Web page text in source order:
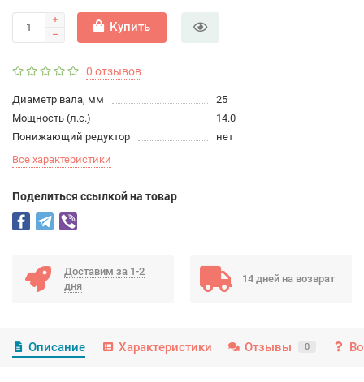
Купить
0 отзывов
Диаметр вала, мм
25
Мощность (л.с.)
14.0
Понижающий редуктор
нет
Все характеристики
Поделиться ссылкой на товар
Доставим за 1-2
дня
14 дней на возврат
Описание Характеристики Отзывы 0